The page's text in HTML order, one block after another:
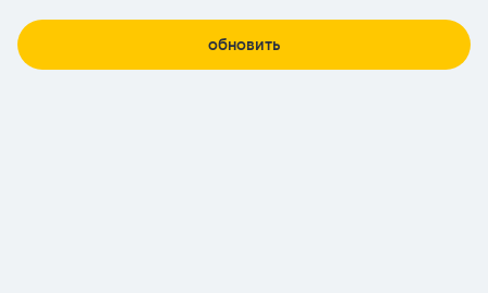
обновить